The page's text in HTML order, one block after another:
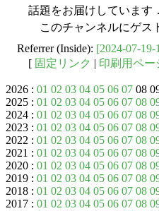
話題をお届けしています．
このチャンネルにゲス
Referrer (Inside): [2024-07-19-
[ 固定リンク | 印刷用ペー
2026 : 01 02 03 04 05 06 07 08
2025 : 01 02 03 04 05 06 07 08
2024 : 01 02 03 04 05 06 07 08
2023 : 01 02 03 04 05 06 07 08
2022 : 01 02 03 04 05 06 07 08
2021 : 01 02 03 04 05 06 07 08
2020 : 01 02 03 04 05 06 07 08
2019 : 01 02 03 04 05 06 07 08
2018 : 01 02 03 04 05 06 07 08
2017 : 01 02 03 04 05 06 07 08